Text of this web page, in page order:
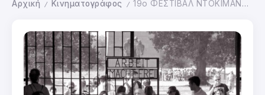
Αρχική / Κινηματογράφος / 19ο ΦΕΣΤΙΒΑΛ ΝΤΟΚΙΜΑΝΤΕΡ ΘΕΣΣΑΛΟΝΙΚΗΣ